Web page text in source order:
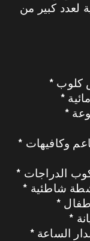
لعدد كبير من
كلوب
وكافيهات
الدراجات
شاطئية
الساعة